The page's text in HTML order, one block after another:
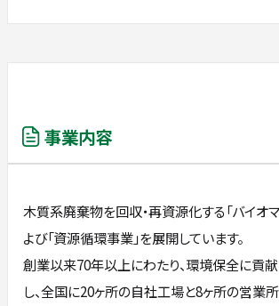
事業内容
木質系廃棄物を回収・再資源化する「バイオ
よび「資源循環事業」を展開しています。
創業以来70年以上にわたり、環境保全に貢
し、全国に20ヶ所の自社工場と8ヶ所の営業